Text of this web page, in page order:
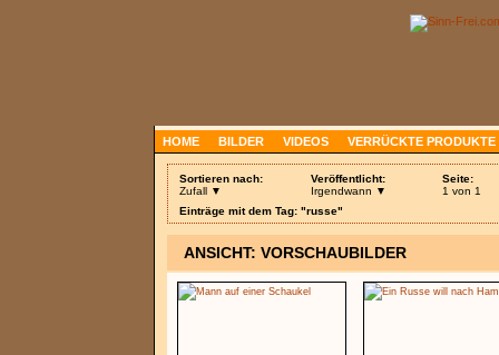
HOME BILDER VIDEOS VERRÜCKTE PRODUKTE
Sortieren nach:
Zufall ▼
Veröffentlicht:
Irgendwann ▼
Seite:
1 von 1
Einträge mit dem Tag: "russe"
ANSICHT: VORSCHAUBILDER